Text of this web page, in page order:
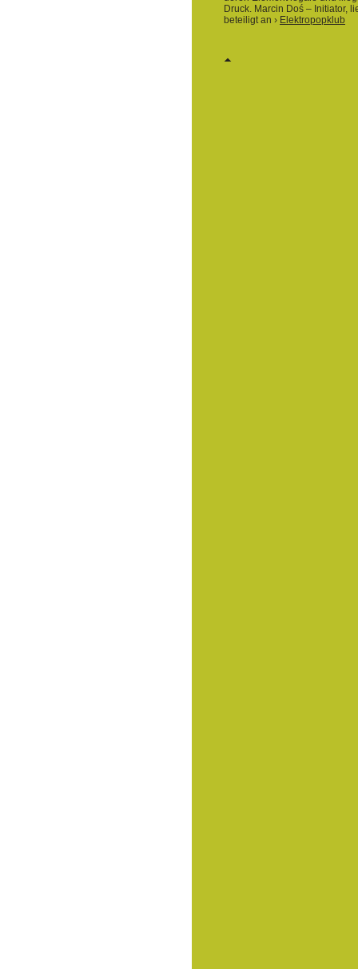
Druck. Marcin Doś – Initiator,
beteiligt an › Elektropopklub